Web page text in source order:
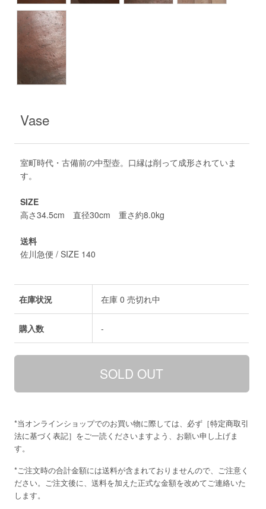
Vase
室町時代・古備前の中型壺。口縁は削って成形されていま
す。
SIZE
高さ34.5cm 直径30cm 重さ約8.0kg
送料
佐川急便 / SIZE 140
在庫状況 在庫 0 売切れ中
購入数 -
*当オンラインショップでのお買い物に際しては、必ず［特定商取引
法に基づく表記］をご一読くださいますよう、お願い申し上げま
す。
*ご注文時の合計金額には送料が含まれておりませんので、ご注意く
ださい。ご注文後に、送料を加えた正式な金額を改めてご連絡いた
します。